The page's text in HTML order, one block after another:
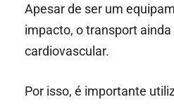
Apesar de ser um
impacto, o transport
cardiovascular.
Por isso, é importante